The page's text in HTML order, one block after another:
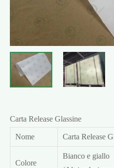
Carta Release Glassine
Nome Carta Release
Colore
Bianco e giallo